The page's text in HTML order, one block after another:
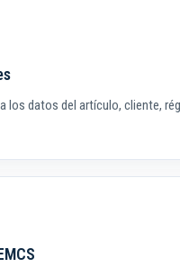
los datos del artículo, cliente,